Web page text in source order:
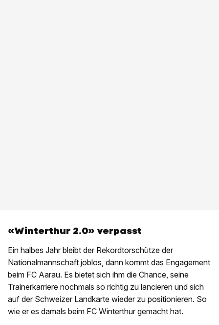
«Winterthur 2.0» verpasst
Ein halbes Jahr bleibt der Rekordtorschütze der
Nationalmannschaft joblos, dann kommt das Engagement
beim FC Aarau. Es bietet sich ihm die Chance, seine
Trainerkarriere nochmals so richtig zu lancieren und sich
auf der Schweizer Landkarte wieder zu positionieren. So
wie er es damals beim FC Winterthur gemacht hat.